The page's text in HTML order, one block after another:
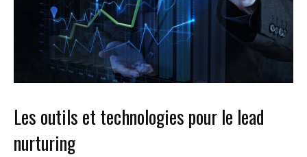
Les outils et technologies pour le lead
nurturing